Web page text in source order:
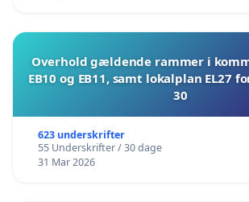
Overhold gældende rammer i
EB10 og EB11, samt lokalplan EL27
30
623 underskrifter
55 Underskrifter / 30 dage
31 Mar 2026